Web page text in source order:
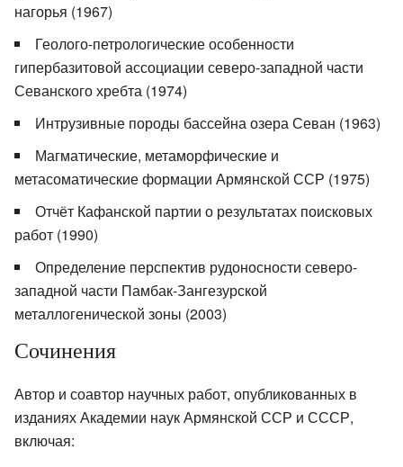
нагорья (1967)
Геолого-петрологические особенности
гипербазитовой ассоциации северо-западной части
Севанского хребта (1974)
Интрузивные породы бассейна озера Севан (1963)
Магматические, метаморфические и
метасоматические формации Армянской ССР (1975)
Отчёт Кафанской партии о результатах поисковых
работ (1990)
Определение перспектив рудоносности северо-
западной части Памбак-Зангезурской
металлогенической зоны (2003)
Сочинения
Автор и соавтор научных работ, опубликованных в
изданиях Академии наук Армянской ССР и СССР,
включая: